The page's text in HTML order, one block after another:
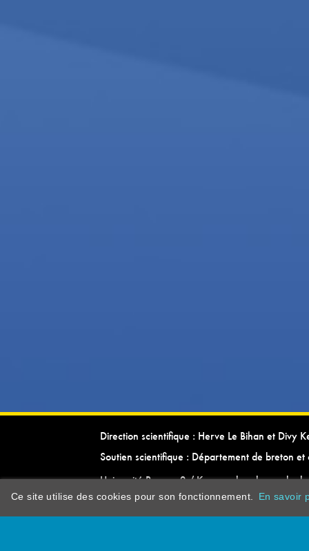
Direction scientifique : Herve Le Bihan et Divy
Soutien scientifique : Département de breton et
Université Rennes 2 / Kevrenn brezhoneg ha
Ce site utilise des cookies pour son fonctionnement. En savoir